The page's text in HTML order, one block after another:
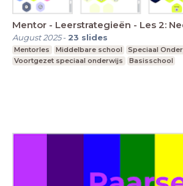
Mentor - Leerstrategieën - Les 2:
August 2025- 23 slides
Mentorles Middelbare school
Speciaal
Voortgezet speciaal onderwijs
Basisschool